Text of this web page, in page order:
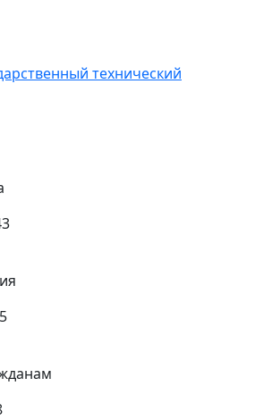
технический